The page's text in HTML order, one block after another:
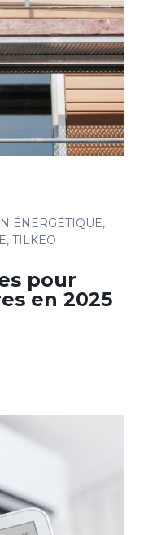
ÉNERGÉTIQUE,
, TILKEO
pour
en 2025